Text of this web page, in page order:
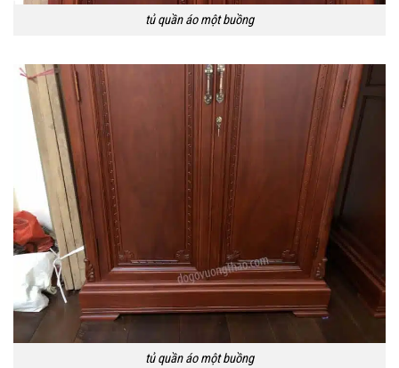
tủ quần áo một buồng
tủ quần áo một buồng